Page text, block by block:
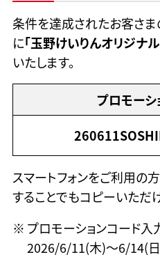
条件を達成されたお客さま
に「玉野けいりんオリジナ
いたします。
プロモーシ
スマートフォンをご利用の
することでもコピーいただ
プロモーションコード入
2026/6/11(木)〜6/14(